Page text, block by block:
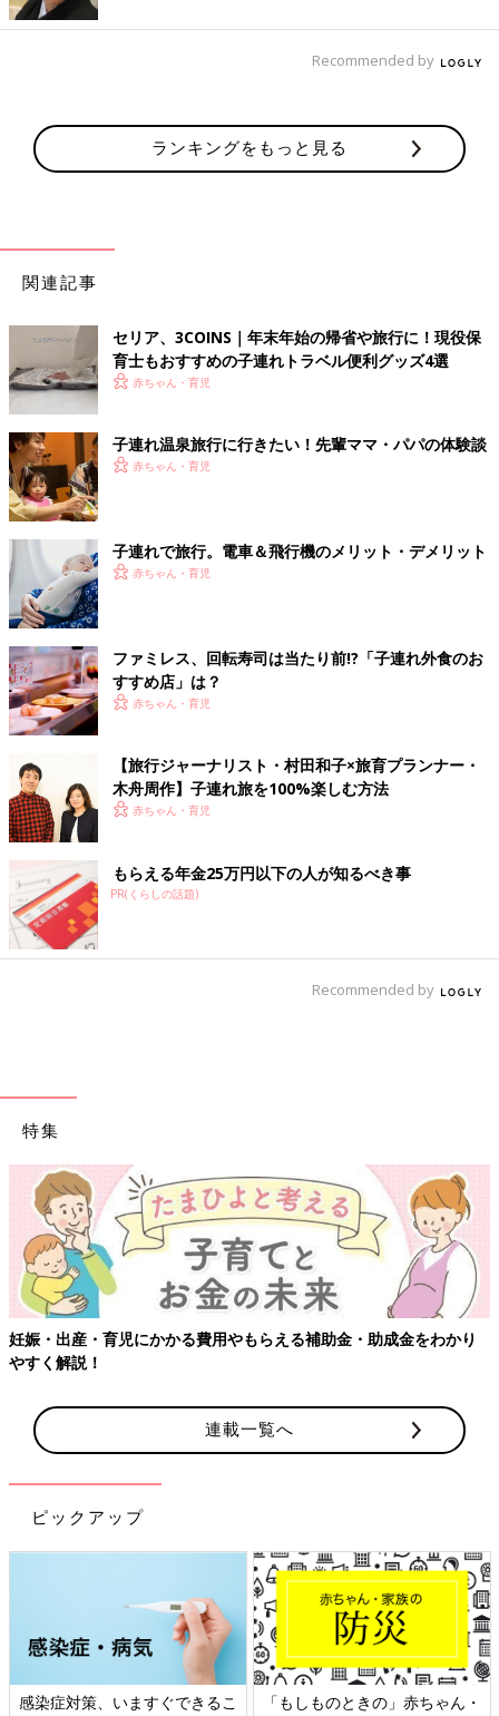
Recommended by
ランキングをもっと見る
関連記事
セリア、3COINS｜年末年始の帰省や旅行に！現役保
育士もおすすめの子連れトラベル便利グッズ4選
赤ちゃん・育児
子連れ温泉旅行に行きたい！先輩ママ・パパの体験談
赤ちゃん・育児
子連れで旅行。電車＆飛行機のメリット・デメリット
赤ちゃん・育児
ファミレス、回転寿司は当たり前!?「子連れ外食のお
すすめ店」は？
赤ちゃん・育児
【旅行ジャーナリスト・村田和子×旅育プランナー・
木舟周作】子連れ旅を100%楽しむ方法
赤ちゃん・育児
もらえる年金25万円以下の人が知るべき事
PR(くらしの話題)
Recommended by
特集
妊娠・出産・育児にかかる費用やもらえる補助金・助成金をわかり
やすく解説！
連載一覧へ
ピックアップ
感染症対策、いますぐできるこ
「もしものときの」赤ちゃん・